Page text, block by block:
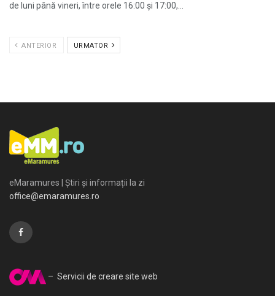
de luni până vineri, între orele 16:00 și 17:00,...
ANTERIOR URMATOR
eMaramures | Știri și informații la zi
office@emaramures.ro
– Servicii de creare site web